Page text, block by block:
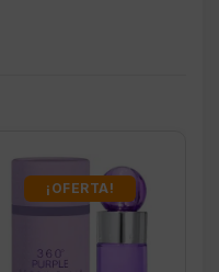
¡OFERTA!